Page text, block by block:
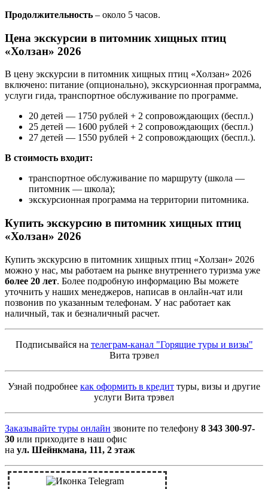
Продолжительность – около 5 часов.
Цена экскурсии в питомник хищных птиц
«Холзан» 2026
В цену экскурсии в питомник хищных птиц «Холзан» 2026
включено: питание (опционально), экскурсионная программа,
услуги гида, транспортное обслуживание по программе.
20 детей — 1750 рублей + 2 сопровождающих (беспл.)
25 детей — 1600 рублей + 2 сопровождающих (беспл.)
27 детей — 1550 рублей + 2 сопровождающих (беспл.).
В стоимость входит:
транспортное обслуживание по маршруту (школа —
питомник — школа);
экскурсионная программа на территории питомника.
Купить экскурсию в питомник хищных птиц
«Холзан» 2026
Купить экскурсию в питомник хищных птиц «Холзан» 2026
можно у нас, мы работаем на рынке внутреннего туризма уже
более 20 лет. Более подробную информацию Вы можете
уточнить у наших менеджеров, написав в онлайн-чат или
позвонив по указанным телефонам. У нас работает как
наличный, так и безналичный расчет.
Подписывайся на телеграм-канал "Горящие туры и визы"
Вита трэвел
Узнай подробнее как оформить в кредит туры, визы и другие
услуги Вита трэвел
Заказывайте туры онлайн звоните по телефону 8 343 300-97-
30 или приходите в наш офис
на ул. Шейнкмана, 111, 2 этаж